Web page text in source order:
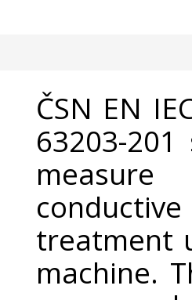
ČSN EN
63203-
treatment
machine.